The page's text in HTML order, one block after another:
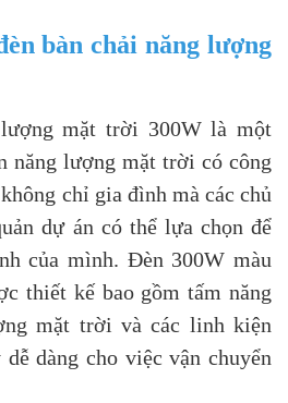
bàn chải năng lượng
mặt trời 300W là một
năng lượng mặt trời có công
chỉ gia đình mà các chủ
dự án có thể lựa chọn để
của mình. Đèn 300W màu
thiết kế bao gồm tấm năng
mặt trời và các linh kiện
dàng cho việc vận chuyển